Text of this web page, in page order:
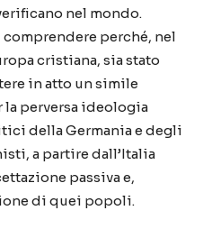
nel mondo.
perché, nel
cristiana, sia stato
in atto un simile
la perversa ideologia
della Germania e degli
a partire dall’Italia
passiva e,
di quei popoli.